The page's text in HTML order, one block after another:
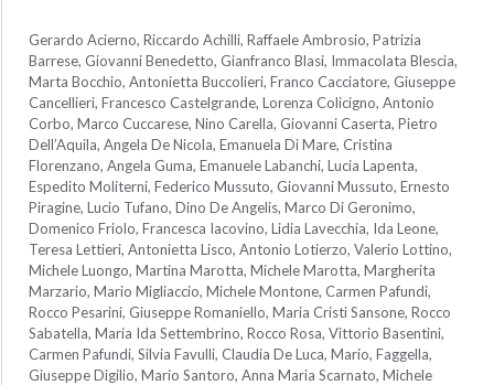
Gerardo Acierno, Riccardo Achilli, Raffaele Ambrosio, Patrizia
Barrese, Giovanni Benedetto, Gianfranco Blasi, Immacolata Blescia,
Marta Bocchio, Antonietta Buccolieri, Franco Cacciatore, Giuseppe
Cancellieri, Francesco Castelgrande, Lorenza Colicigno, Antonio
Corbo, Marco Cuccarese, Nino Carella, Giovanni Caserta, Pietro
Dell’Aquila, Angela De Nicola, Emanuela Di Mare, Cristina
Florenzano, Angela Guma, Emanuele Labanchi, Lucia Lapenta,
Espedito Moliterni, Federico Mussuto, Giovanni Mussuto, Ernesto
Piragine, Lucio Tufano, Dino De Angelis, Marco Di Geronimo,
Domenico Friolo, Francesca Iacovino, Lidia Lavecchia, Ida Leone,
Teresa Lettieri, Antonietta Lisco, Antonio Lotierzo, Valerio Lottino,
Michele Luongo, Martina Marotta, Michele Marotta, Margherita
Marzario, Mario Migliaccio, Michele Montone, Carmen Pafundi,
Rocco Pesarini, Giuseppe Romaniello, Maria Cristi Sansone, Rocco
Sabatella, Maria Ida Settembrino, Rocco Rosa, Vittorio Basentini,
Carmen Pafundi, Silvia Favulli, Claudia De Luca, Mario, Faggella,
Giuseppe Digilio, Mario Santoro, Anna Maria Scarnato, Michele